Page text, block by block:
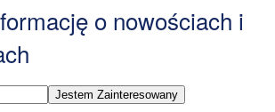
o nowościach i